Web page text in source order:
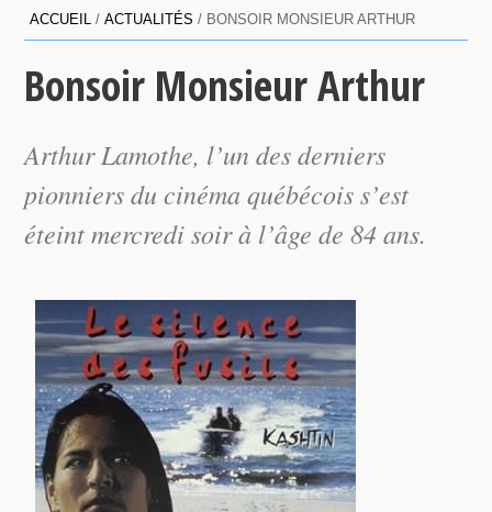
ACCUEIL /ACTUALITÉS / BONSOIR MONSIEUR ARTHUR
Bonsoir Monsieur Arthur
Arthur Lamothe, l’un des derniers
pionniers du cinéma québécois s’est
éteint mercredi soir à l’âge de 84 ans.